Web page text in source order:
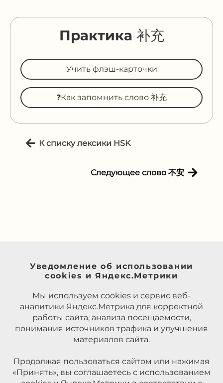
Практика 补充
Учить флэш-карточки
❓Как запомнить слово 补充
К списку лексики HSK
Следующее слово 不安
Уведомление об использовании
cookies и Яндекс.Метрики
Мы используем cookies и сервис веб-
аналитики Яндекс.Метрика для корректной
работы сайта, анализа посещаемости,
понимания источников трафика и улучшения
материалов сайта.
Продолжая пользоваться сайтом или нажимая
«Принять», вы соглашаетесь с использованием